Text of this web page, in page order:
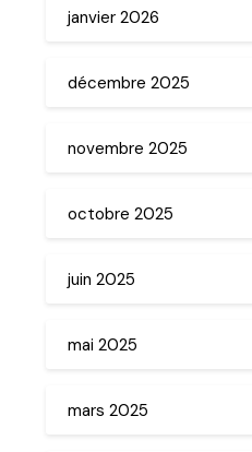
janvier 2026
décembre 2025
novembre 2025
octobre 2025
juin 2025
mai 2025
mars 2025